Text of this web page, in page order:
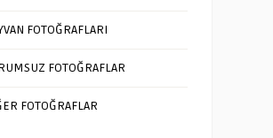
FOTOĞRAFLARI
FOTOĞRAFLAR
FOTOĞRAFLAR